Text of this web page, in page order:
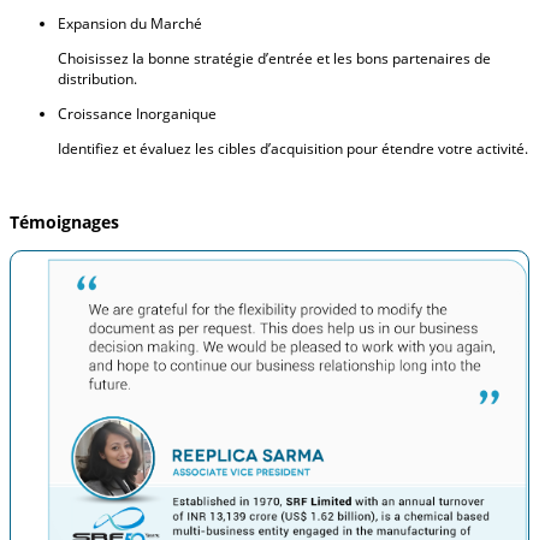
Expansion du Marché
Choisissez la bonne stratégie d’entrée et les bons partenaires de
distribution.
Croissance Inorganique
Identifiez et évaluez les cibles d’acquisition pour étendre votre activité.
Témoignages